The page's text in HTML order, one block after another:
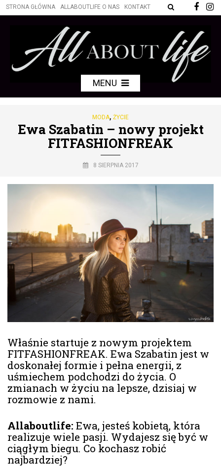
STRONA GŁÓWNA ALLABOUTLIFE O NAS KONTAKT
MENU
MODA, ŻYCIE
Ewa Szabatin – nowy projekt
FITFASHIONFREAK
8 SIERPNIA 2017
Właśnie startuje z nowym projektem
FITFASHIONFREAK. Ewa Szabatin jest w
doskonałej formie i pełna energii, z
uśmiechem podchodzi do życia. O
zmianach w życiu na lepsze, dzisiaj w
rozmowie z nami.
Allaboutlife: Ewa, jesteś kobietą, która
realizuje wiele pasji. Wydajesz się być w
ciągłym biegu. Co kochasz robić
najbardziej?